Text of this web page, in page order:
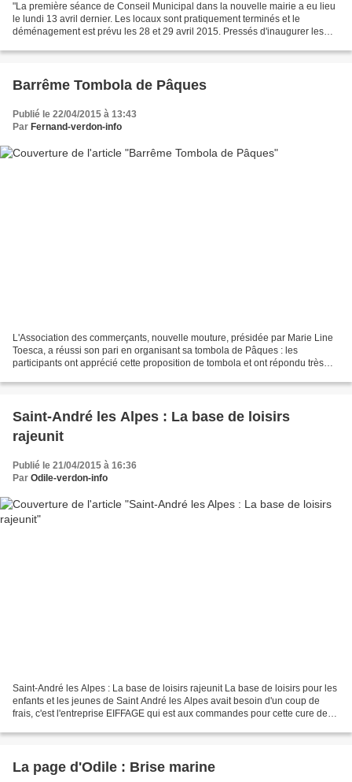
"La première séance de Conseil Municipal dans la nouvelle mairie a eu lieu
le lundi 13 avril dernier. Les locaux sont pratiquement terminés et le
déménagement est prévu les 28 et 29 avril 2015. Pressés d'inaugurer les
Barrême Tombola de Pâques
Publié le 22/04/2015 à 13:43
Par Fernand-verdon-info
L'Association des commerçants, nouvelle mouture, présidée par Marie Line
Toesca, a réussi son pari en organisant sa tombola de Pâques : les
participants ont apprécié cette proposition de tombola et ont répondu très
Saint-André les Alpes : La base de loisirs
rajeunit
Publié le 21/04/2015 à 16:36
Par Odile-verdon-info
Saint-André les Alpes : La base de loisirs rajeunit La base de loisirs pour les
enfants et les jeunes de Saint André les Alpes avait besoin d'un coup de
frais, c'est l'entreprise EIFFAGE qui est aux commandes pour cette cure de
La page d'Odile : Brise marine